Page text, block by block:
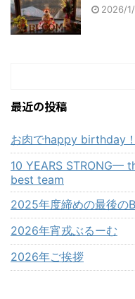
2026/
最近の投稿
お肉でhappy birthday！
10 YEARS STRONG—
best team
2025年度締めの最後の
2026年宵戎ぶるーむ
2026年ご挨拶